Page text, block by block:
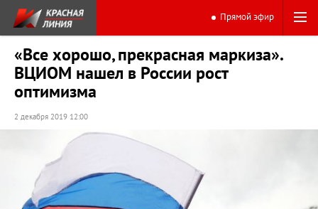
Прямой эфир
«Все хорошо, прекрасная маркиза».
ВЦИОМ нашел в России рост
оптимизма
2 декабря 2019 12:00